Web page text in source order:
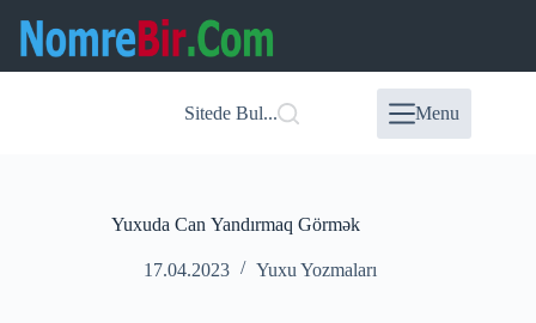
content
Sitede Bul... Menu
Yuxuda Can Yandırmaq Görmək
17.04.2023 Yuxu Yozmaları